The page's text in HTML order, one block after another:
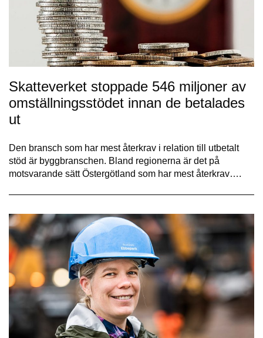
Skatteverket stoppade 546 miljoner av
omställningsstödet innan de betalades
ut
Den bransch som har mest återkrav i relation till utbetalt
stöd är byggbranschen. Bland regionerna är det på
motsvarande sätt Östergötland som har mest återkrav….